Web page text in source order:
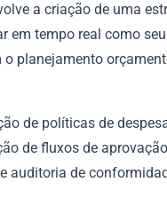
a criação de uma
em tempo real como
planejamento
de políticas de
de fluxos de
auditoria de